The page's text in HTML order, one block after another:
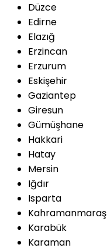
Düzce
Edirne
Elazığ
Erzincan
Erzurum
Eskişehir
Gaziantep
Giresun
Gümüşhane
Hakkari
Hatay
Mersin
Iğdır
Isparta
Kahramanmaraş
Karabük
Karaman